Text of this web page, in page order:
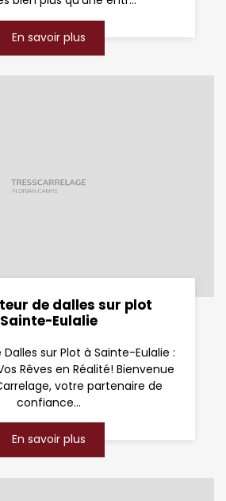
En savoir plus
de dalles sur plot
Sainte-Eulalie
sur Plot à Sainte-Eulalie :
Rêves en Réalité! Bienvenue
votre partenaire de
confiance...
En savoir plus